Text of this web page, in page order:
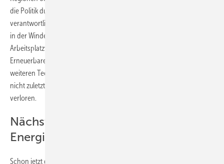
die Politik durch die von ihr verschleppte Energiewende
verantwortlich dafür, dass bis Ende 2017 „20.000 Arbeitsplätze allein
in der Windenergie verloren gegangen sind.“ Hinzu kämen
Arbeitsplatzverluste aus den Krisenjahren 2018 und 2019. Die
Erneuerbaren-Branche mitsamt auch Photovoltaik, Bioenergie und
weiteren Technologiebereichen habe bis 2017 schon 100.000 Jobs
nicht zuletzt durch eine der Energiewende schadende Politik
verloren.
Nächster Bruch der
Energiewendeziele droht
Schon jetzt drohe außerdem „der nächste angelegte Bruch“ der